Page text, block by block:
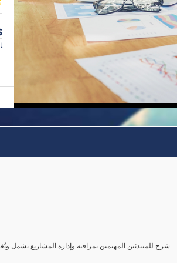
شرح للمبتدئين المهتمين بمراقبة وإدارة المشاريع يشمل